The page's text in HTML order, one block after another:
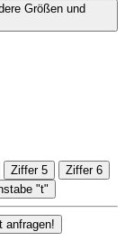
Größen und
Ziffer 5
Ziffer 6
"t"
Material, Größe oder Ausführung nicht dabei? Jetzt anfragen!